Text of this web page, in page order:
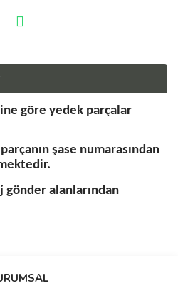
göre yedek parçalar
şase numarasından
gönder alanlarından
yorumu siz yapın!